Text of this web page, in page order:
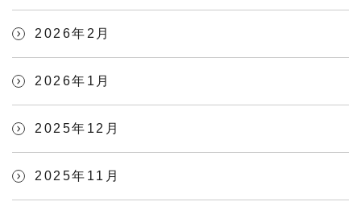
2026年2月
2026年1月
2025年12月
2025年11月